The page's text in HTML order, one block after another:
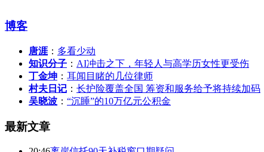
博客
唐涯 ： 多看少动
知识分子 ： AI冲击之下，年轻人与高学历女性更受伤
丁金坤 ： 耳闻目睹的几位律师
村夫日记 ： 长护险覆盖全国 筹资和服务给予将持续加码
吴晓波 ： “沉睡”的10万亿元公积金
最新文章